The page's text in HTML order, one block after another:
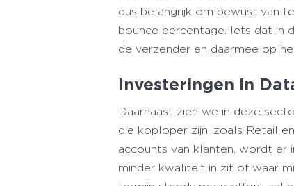
dus belangrijk om bewust van
bounce percentage. Iets dat in
de verzender en daarmee op
Investeringen in
Daarnaast zien we in deze
die koploper zijn, zoals Retail
accounts van klanten, wordt
minder kwaliteit in zit of waar